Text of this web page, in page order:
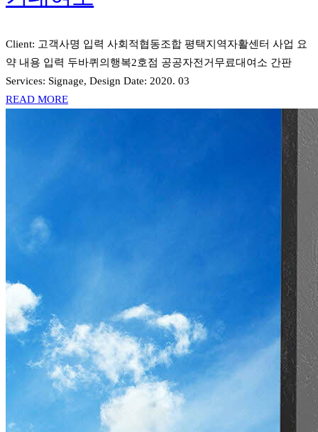
Client: 고객사명 입력 사회적협동조합 평택지역자활센터 사업 요
약 내용 입력 두바퀴의행복2호점 공공자전거무료대여소 간판
Services: Signage, Design Date: 2020. 03
READ MORE